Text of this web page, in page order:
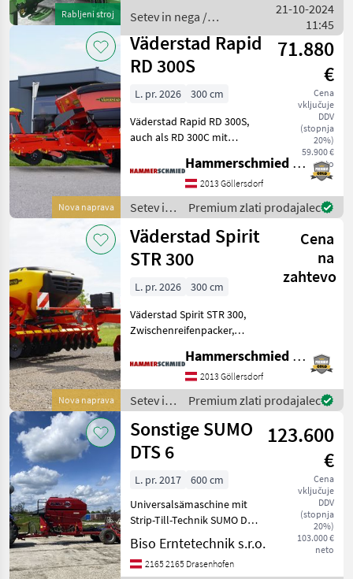
Rabljeni stroj
Scharen, 16.6cm
Reihenabstand, 3600lt
Saatgutbehä
Setev in nega /
Amazone
21-10-2024
11:45
Nova naprava
Väderstad Rapid
RD 300S
71.880
€
Cena
vključuje
DDV
(stopnja
20%)
59.900 €
neto
L. pr. 2026
300 cm
Väderstad Rapid RD 300S,
auch als RD 300C mit
erhältlich,
Zwischenreifenpacker,
Crossboard,
Scheibenvorwerkzeug,
Spuranzeiger, hydraulische
T
Hammerschmied GmbH
2013 Göllersdorf
Setev in
nega /
Väderstad
Premium zlati prodajalec
Nova naprava
Väderstad Spirit
STR 300
Cena
na
zahtevo
L. pr. 2026
300 cm
Väderstad Spirit STR 300,
Zwischenreifenpacker,
Striegel, ins Bedienteil
integrierte Säüberwachung,
hydraulische
Schardruckverstellung aus
der
Hammerschmied GmbH
2013 Göllersdorf
Setev in
nega /
Väderstad
Premium zlati prodajalec
Sonstige SUMO
DTS 6
123.600
€
Cena
vključuje
DDV
(stopnja
20%)
103.000 €
neto
L. pr. 2017
600 cm
Universalsämaschine mit
Strip-Till-Technik SUMO DTS
6. Arbeitsbreite 6 m,
Transportbreite 2, 8 m.
Mehr Info und Fotos am
Biso Erntetechnik s.r.o.
2165 2165 Drasenhofen